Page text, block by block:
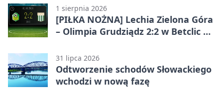
1 sierpnia 2026
[PIŁKA NOŻNA] Lechia Zielona Góra
– Olimpia Grudziądz 2:2 w Betclic 2.
końcówce
31 lipca 2026
Odtworzenie schodów Słowackiego
wchodzi w nową fazę